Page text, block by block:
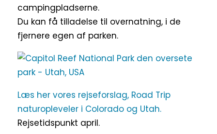
campingpladserne.
Du kan få tilladelse til overnatning, i de
fjernere egen af parken.
Læs her vores rejseforslag, Road Trip
naturopleveler i Colorado og Utah.
Rejsetidspunkt april.